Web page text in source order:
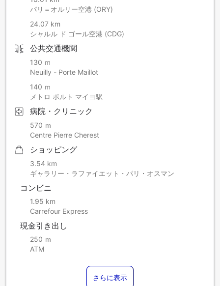
パリ＝オルリー空港 (ORY)
24.07 km
シャルル ド ゴール空港 (CDG)
公共交通機関
130 ｍ
Neuilly - Porte Maillot
140 ｍ
メトロ ポルト マイヨ駅
病院・クリニック
570 ｍ
Centre Pierre Cherest
ショッピング
3.54 km
ギャラリー・ラファイエット・パリ・オスマン
コンビニ
1.95 km
Carrefour Express
現金引き出し
250 ｍ
ATM
さらに表示